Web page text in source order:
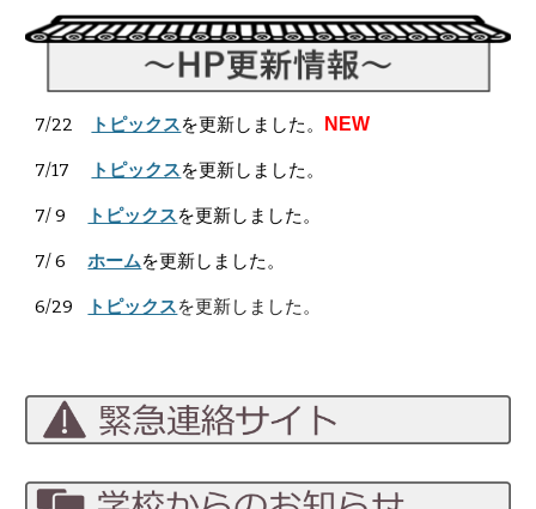
7/22 トピックスを更新しました。 NEW
7/17 トピックスを更新しました。
7/9 トピックスを更新しました。
7/ 6ホームを更新しました。
6/29 トピックスを更新しました。